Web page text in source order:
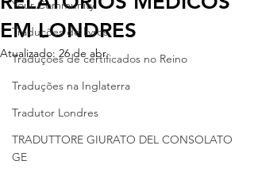
Your Community
Traduções de livros
Traduções de certificados no Reino
Traduções na Inglaterra
Tradutor Londres
TRADUTTORE GIURATO DEL CONSOLATO
GE
EM LONDRES
Atualizado: 26 de abr.